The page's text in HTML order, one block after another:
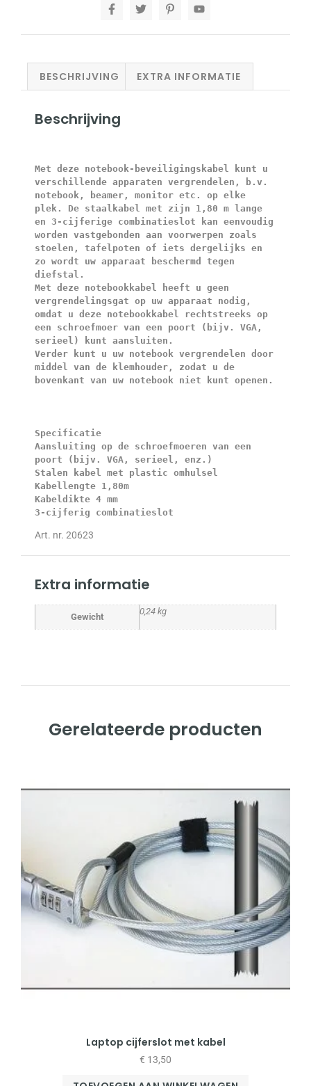
BESCHRIJVING EXTRA INFORMATIE
Beschrijving
Met deze notebook-beveiligingskabel kunt u
verschillende apparaten vergrendelen, b.v.
notebook, beamer, monitor etc. op elke
plek. De staalkabel met zijn 1,80 m lange
en 3-cijferige combinatieslot kan eenvoudig
worden vastgebonden aan voorwerpen zoals
stoelen, tafelpoten of iets dergelijks en
zo wordt uw apparaat beschermd tegen
diefstal.
Met deze notebookkabel heeft u geen
vergrendelingsgat op uw apparaat nodig,
omdat u deze notebookkabel rechtstreeks op
een schroefmoer van een poort (bijv. VGA,
serieel) kunt aansluiten.
Verder kunt u uw notebook vergrendelen door
middel van de klemhouder, zodat u de
bovenkant van uw notebook niet kunt openen.
Specificatie
Aansluiting op de schroefmoeren van een
poort (bijv. VGA, serieel, enz.)
Stalen kabel met plastic omhulsel
Kabellengte 1,80m
Kabeldikte 4 mm
3-cijferig combinatieslot
Art. nr. 20623
Extra informatie
Gewicht
0,24 kg
Gerelateerde producten
Laptop cijferslot met kabel
€ 13,50